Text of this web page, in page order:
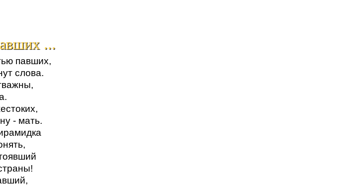
...
павших,
слова.
- мать.